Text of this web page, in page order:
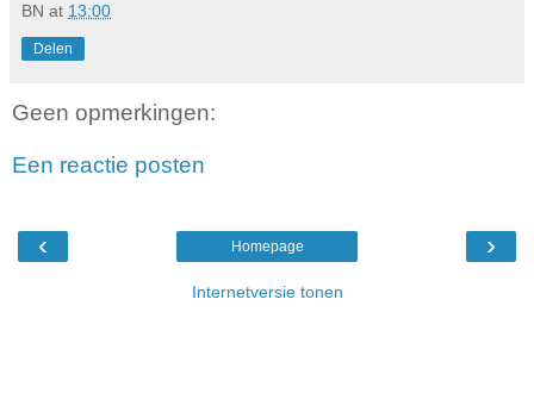
BN at 13:00
Delen
Geen opmerkingen:
Een reactie posten
‹ ›
Homepage
Internetversie tonen